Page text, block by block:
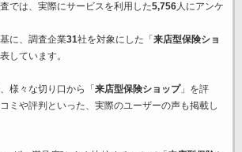
では、実際にサービスを利用した5,756人にアンケ
に、調査企業31社を対象にした「 来店型保険ショ
しています。
様々な切り口から「 来店型保険ショップ」を評
ミや評判といった、実際のユーザーの声も掲載し